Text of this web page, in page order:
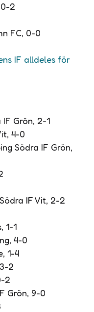
0-2
FC, 0-0
IF alldeles för
Grön, 2-1
4-0
Södra IF Grön,
IF Vit, 2-2
1-1
4-0
1-4
2
2
Grön, 9-0